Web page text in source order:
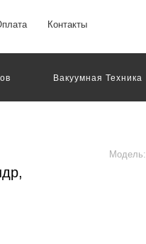
Контакты
Вакуумная Техника
Модель: